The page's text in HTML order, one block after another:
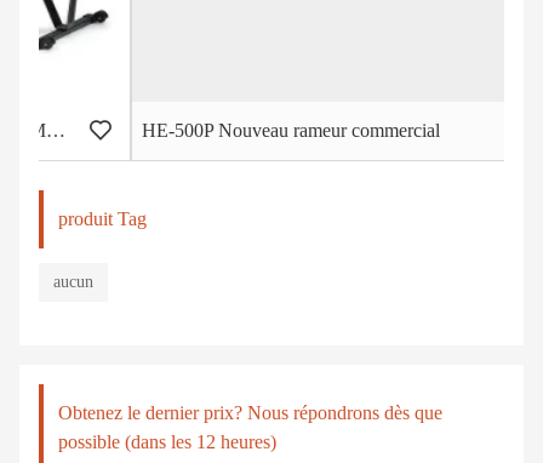
HE-500P Nouveau rameur commercial
produit Tag
aucun
Obtenez le dernier prix? Nous répondrons dès que
possible (dans les 12 heures)